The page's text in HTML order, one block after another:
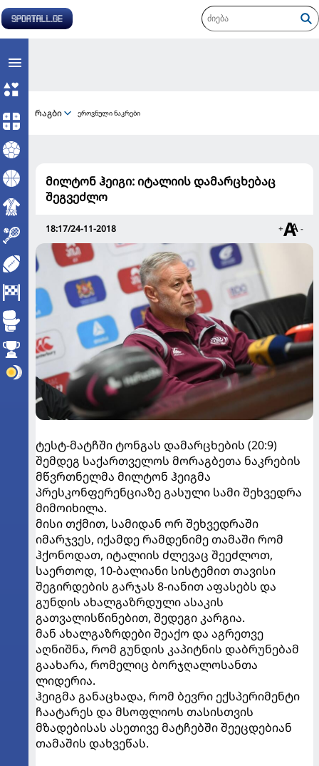
რაგბი ეროვნული ნაკრები
მილტონ ჰეიგი: იტალიის დამარცხებაც
შეგვეძლო
18:17/24-11-2018 + -
ტესტ-მატჩში ტონგას დამარცხების (20:9)
შემდეგ საქართველოს მორაგბეთა ნაკრების
მწვრთნელმა მილტონ ჰეიგმა
პრესკონფერენციაზე გასული სამი შეხვედრა
მიმოიხილა.
მისი თქმით, სამიდან ორ შეხვედრაში
იმარჯვეს, იქამდე რამდენიმე თამაში რომ
ჰქონოდათ, იტალიის ძლევაც შეეძლოთ,
საერთოდ, 10-ბალიანი სისტემით თავისი
შეგირდების გარჯას 8-იანით აფასებს და
გუნდის ახალგაზრდული ასაკის
გათვალისწინებით, შედეგი კარგია.
მან ახალგაზრდები შეაქო და აგრეთვე
აღნიშნა, რომ გუნდის კაპიტნის დაბრუნებამ
გაახარა, რომელიც ბორჯღალოსანთა
ლიდერია.
ჰეიგმა განაცხადა, რომ ბევრი ექსპერიმენტი
ჩაატარეს და მსოფლიოს თასისთვის
მზადებისას ასეთივე მატჩებში შეეცდებიან
თამაშის დახვეწას.